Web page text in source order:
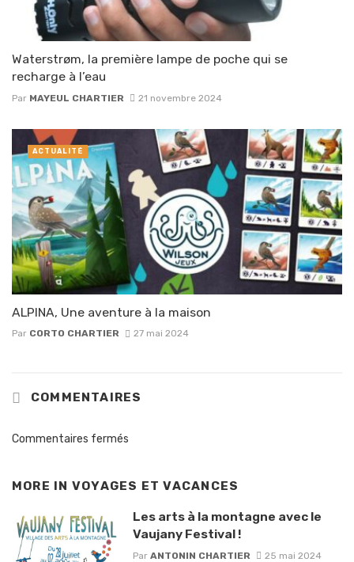
Waterstrøm, la première lampe de poche qui se
recharge à l’eau
Par MAYEUL CHARTIER 21 novembre 2024
ALPINA, Une aventure à la maison
Par CORTO CHARTIER 27 mai 2024
ACTUALITÉ
COMMENTAIRES
Commentaires fermés
MORE IN VOYAGES ET VACANCES
Les arts à la montagne avec le
Vaujany Festival !
Par ANTONIN CHARTIER 25 mai 2024